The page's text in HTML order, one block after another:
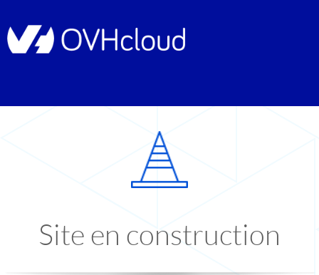
Site en construction